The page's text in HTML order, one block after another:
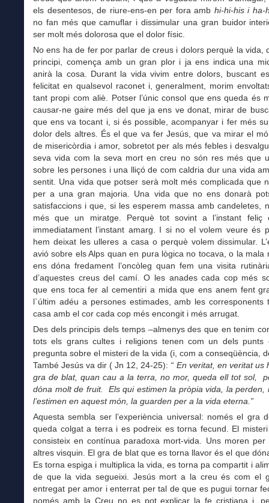
els desentesos, de riure-ens-en per fora amb hi-hi-his i ha-
no fan més que camuflar i dissimular una gran buidor
ser molt més dolorosa que el dolor físic.
No ens ha de fer por parlar de creus i dolors perquè la vida,
principi, comença amb un gran plor i ja ens indica una
anirà la cosa. Durant la vida vivim entre dolors, buscant
felicitat en qualsevol raconet i, generalment, morim
tant propi com aliè. Potser l’únic consol que ens queda és
causar-ne gaire més del que ja ens ve donat, mirar de
que ens va tocant i, si és possible, acompanyar i fer més
dolor dels altres. És el que va fer Jesús, que va mirar el
de misericòrdia i amor, sobretot per als més febles i
seva vida com la seva mort en creu no són res més que
sobre les persones i una lliçó de com caldria dur una vida
sentit. Una vida que potser serà molt més complicada que
per a una gran majoria. Una vida que no ens donarà
satisfaccions i que, si les esperem massa amb candeletes,
més que un miratge. Perquè tot sovint a l’instant feliç
immediatament l’instant amarg. I si no el volem veure és
hem deixat les ulleres a casa o perquè volem dissimular.
avió sobre els Alps quan en pura lògica no tocava, o la mala
ens dóna fredament l’oncòleg quan fem una visita
d’aquestes creus del camí. O les anades cada cop més
que ens toca fer al cementiri a mida que ens anem fent
l`últim adéu a persones estimades, amb les corresponents
casa amb el cor cada cop més encongit i més arrugat.
Des dels principis dels temps –almenys des que en tenim
tots els grans cultes i religions tenen com un dels punts
pregunta sobre el misteri de la vida (i, com a conseqüència,
També Jesús va dir ( Jn 12, 24-25): “ En veritat, en veritat us
gra de blat, quan cau a la terra, no mor, queda ell tot sol,
dóna molt de fruit. Els qui estimen la pròpia vida, la perden,
l’estimen en aquest món, la guarden per a la vida eterna.”
Aquesta sembla ser l’experiència universal: només el gra
queda colgat a terra i es podreix es torna fecund. El
consisteix en contínua paradoxa mort-vida. Uns moren
altres visquin. El gra de blat que es torna llavor és el que
Es torna espiga i multiplica la vida, es torna pa compartit i
de que la vida segueixi. Jesús mort a la creu és com el
entregat per amor i enterrat per tal de que es pugui tornar
només amb la Creu no es pot explicar la fe cristiana i,